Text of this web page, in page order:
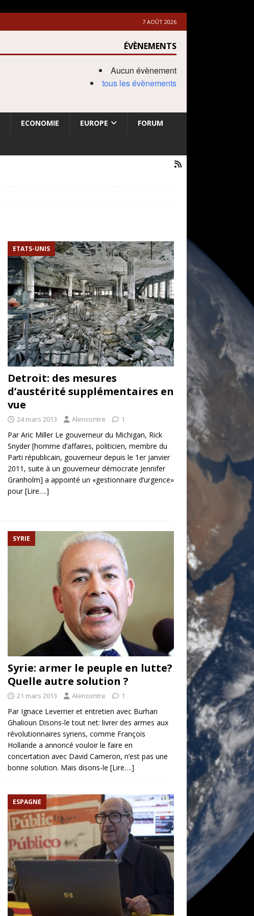
7 AOÛT 2026
ÉVÈNEMENTS
Aucun évènement
tous les évènements
ECONOMIE EUROPE FORUM
ETATS-UNIS
Detroit: des mesures
d’austérité supplémentaires en
vue
24 mars 2013 Alencontre 1
Par Aric Miller Le gouverneur du Michigan, Rick
Snyder [homme d’affaires, politicien, membre du
Parti républicain, gouverneur depuis le 1er janvier
2011, suite à un gouverneur démocrate Jennifer
Granholm] a appointé un «gestionnaire d’urgence»
pour[Lire….]
SYRIE
Syrie: armer le peuple en lutte?
Quelle autre solution ?
21 mars 2013 Alencontre 1
Par Ignace Leverrier et entretien avec Burhan
Ghalioun Disons-le tout net: livrer des armes aux
révolutionnaires syriens, comme François
Hollande a annoncé vouloir le faire en
concertation avec David Cameron, n’est pas une
bonne solution. Mais disons-le [Lire….]
ESPAGNE